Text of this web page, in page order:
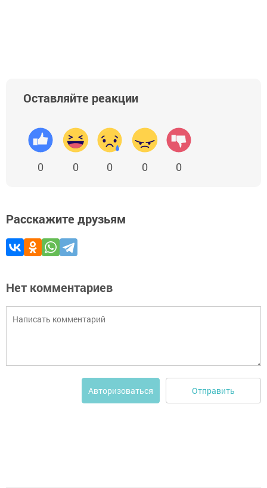
Оставляйте реакции
0 0 0 0 0
Расскажите друзьям
Нет комментариев
Авторизоваться Отправить